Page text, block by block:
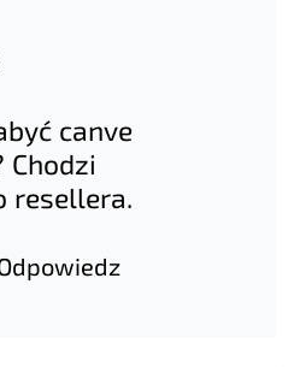
canve
Chodzi
resellera.